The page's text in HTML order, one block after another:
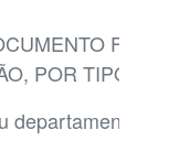
POR TIPO
departamento